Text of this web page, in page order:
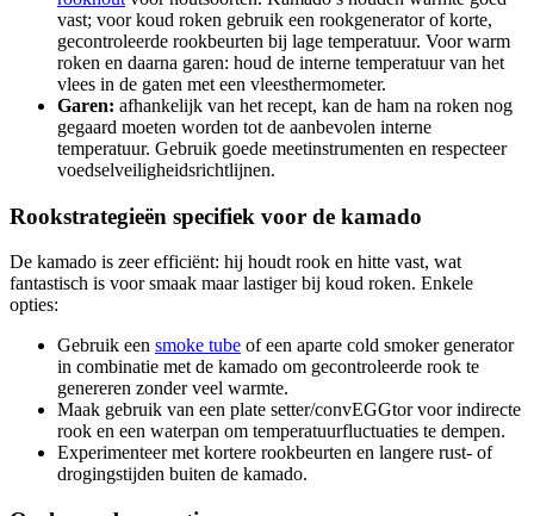
vast; voor koud roken gebruik een rookgenerator of korte,
gecontroleerde rookbeurten bij lage temperatuur. Voor warm
roken en daarna garen: houd de interne temperatuur van het
vlees in de gaten met een vleesthermometer.
Garen: afhankelijk van het recept, kan de ham na roken nog
gegaard moeten worden tot de aanbevolen interne
temperatuur. Gebruik goede meetinstrumenten en respecteer
voedselveiligheidsrichtlijnen.
Rookstrategieën specifiek voor de kamado
De kamado is zeer efficiënt: hij houdt rook en hitte vast, wat
fantastisch is voor smaak maar lastiger bij koud roken. Enkele
opties:
Gebruik een smoke tube of een aparte cold smoker generator
in combinatie met de kamado om gecontroleerde rook te
genereren zonder veel warmte.
Maak gebruik van een plate setter/convEGGtor voor indirecte
rook en een waterpan om temperatuurfluctuaties te dempen.
Experimenteer met kortere rookbeurten en langere rust- of
drogingstijden buiten de kamado.